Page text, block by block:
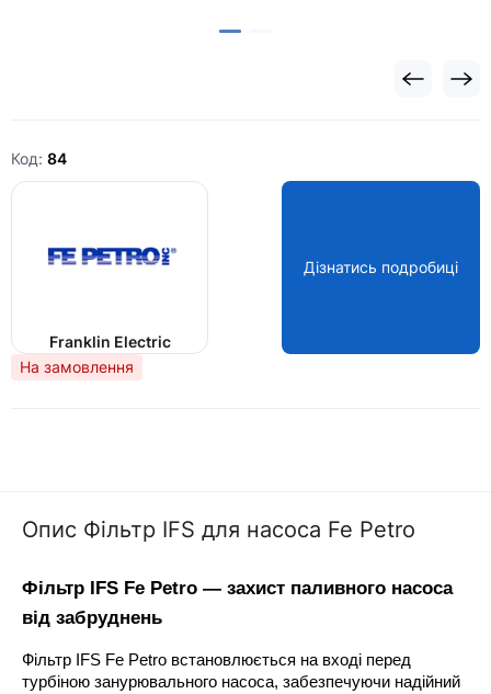
Код: 84
Franklin Electric
Дізнатись подробиці
На замовлення
Опис Фільтр IFS для насоса Fe Petro
Фільтр IFS Fe Petro — захист паливного насоса
від забруднень
Фільтр IFS Fe Petro встановлюється на вході перед
турбіною занурювального насоса, забезпечуючи надійний